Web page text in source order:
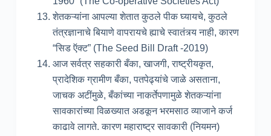
शेतकऱ्यांना आपल्या शेतात कुठले पीक घ्यायचे, कुठले
तंत्रज्ञानाचे बियाणे वापरायचे ह्याचे स्वातंत्र्य नाही, कारण
“सिड ऍक्ट” (The Seed Bill Draft -2019)
आज सर्वत्र सहकारी बँका, खाजगी, राष्ट्रीयकृत,
प्रादेशिक ग्रामीण बँका, पतपेढ्यांचे जाळे असताना,
जाचक अटींमुळे, बँकांच्या नाकर्तेपणामुळे शेतकऱ्यांना
सावकारांच्या विळख्यात अडकून भरमसाठ व्याजाने कर्ज
काढावे लागते. कारण महाराष्ट्र सावकारी (नियमन)